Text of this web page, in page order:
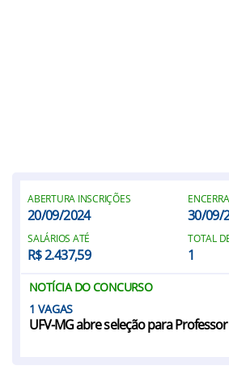
ABERTURA INSCRIÇÕES
20/09/2024 30/09/
SALÁRIOS ATÉ
R$ 2.437,59
TOTAL
1
NOTÍCIA DO CONCURSO
1
UFV-MG abre seleção para